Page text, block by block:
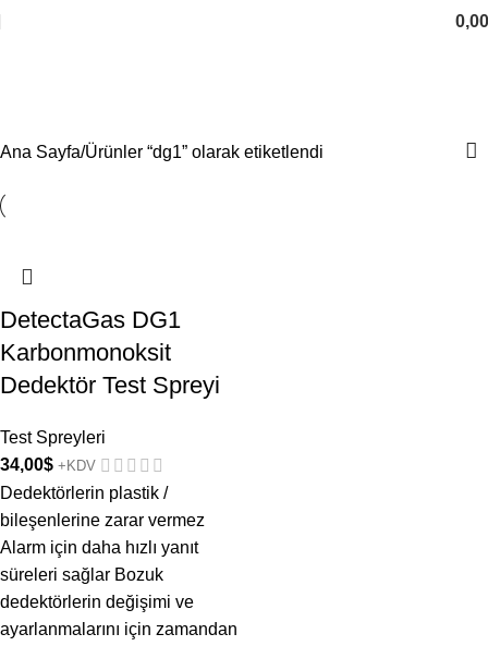
0,00
Ana Sayfa Ürünler “dg1” olarak etiketlendi
DetectaGas DG1
Karbonmonoksit
Dedektör Test Spreyi
Test Spreyleri
34,00$ +KDV
Dedektörlerin plastik /
bileşenlerine zarar vermez
Alarm için daha hızlı yanıt
süreleri sağlar Bozuk
dedektörlerin değişimi ve
ayarlanmalarını için zamandan